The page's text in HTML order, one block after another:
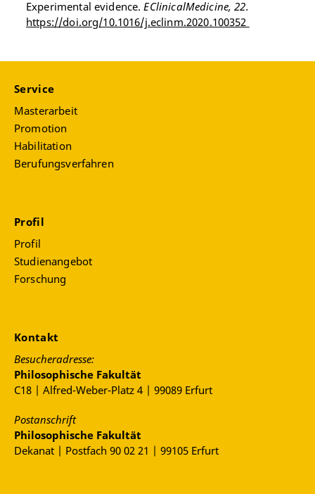
Experimental evidence.EClinicalMedicine, 22.
https://doi.org/10.1016/j.eclinm.2020.100352
Service
Masterarbeit
Promotion
Habilitation
Berufungsverfahren
Profil
Profil
Studienangebot
Forschung
Kontakt
Besucheradresse:
Philosophische Fakultät
C18 | Alfred-Weber-Platz 4 | 99089 Erfurt
Postanschrift
Philosophische Fakultät
Dekanat | Postfach 90 02 21 | 99105 Erfurt